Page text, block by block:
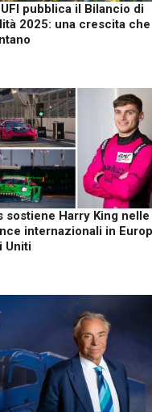
pubblica il Bilancio di
2025: una crescita che
sostiene Harry King nelle
internazionali in
Uniti